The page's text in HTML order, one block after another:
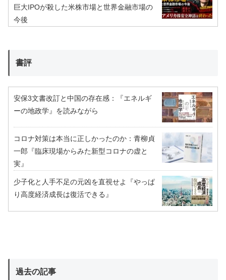
巨大IPOが殺した米株市場と世界金融市場の
今後
書評
安保3文書改訂と中国の存在感：『エネルギ
ーの地政学』を読みながら
コロナ対策は本当に正しかったのか：青柳貞
一郎『臨床現場からみた新型コロナの虚と
実』
少子化と人手不足の元凶を直視せよ『やっぱ
り高度経済成長は復活できる』
過去の記事